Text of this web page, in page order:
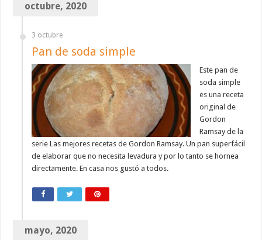
octubre, 2020
3 octubre
Pan de soda simple
Este pan de
soda simple
es una receta
original de
Gordon
Ramsay de la
serie Las mejores recetas de Gordon Ramsay. Un pan superfácil
de elaborar que no necesita levadura y por lo tanto se hornea
directamente. En casa nos gustó a todos.
mayo, 2020